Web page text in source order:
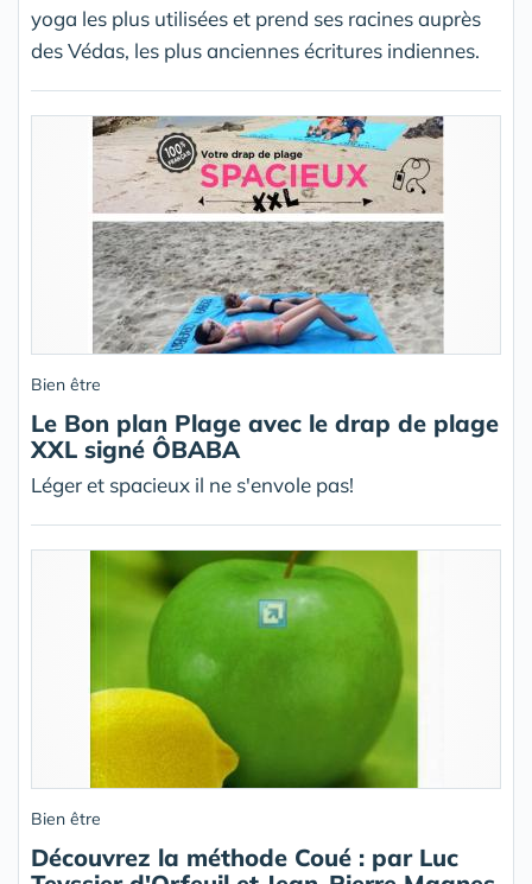
yoga les plus utilisées et prend ses racines auprès
des Védas, les plus anciennes écritures indiennes.
Bien être
Le Bon plan Plage avec le drap de plage
XXL signé ÔBABA
Léger et spacieux il ne s'envole pas!
Bien être
Découvrez la méthode Coué : par Luc